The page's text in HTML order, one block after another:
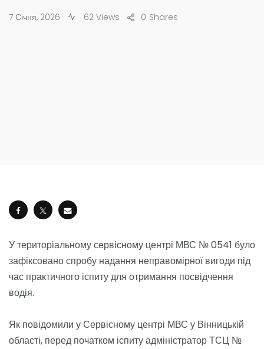
7 Січня, 2026 62 Views Shares
0
У територіальному сервісному центрі МВС № 0541 було
зафіксовано спробу надання неправомірної вигоди під
час практичного іспиту для отримання посвідчення
водія.
Як повідомили у Сервісному центрі МВС у Вінницькій
області, перед початком іспиту адміністратор ТСЦ №